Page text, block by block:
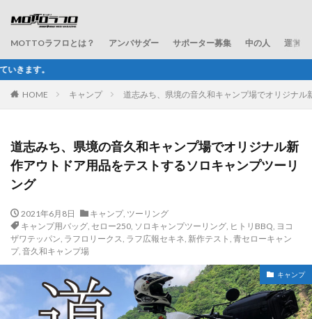
MOTTOラフロとは？ アンバサダー サポーター募集 中の人 運営会
HOME キャンプ 道志みち、県境の音久和キャンプ場でオリジナ
道志みち、県境の音久和キャンプ場でオリジナル新
作アウトドア用品をテストするソロキャンプツーリ
ング
2021年6月8日 キャンプ, ツーリング
キャンプ用バッグ, セロー250, ソロキャンプツーリング, ヒトリBBQ, ヨコ
ザワテッパン, ラフロリークス, ラフ広報セキネ, 新作テスト , 青セローキャン
プ, 音久和キャンプ場
キャンプ